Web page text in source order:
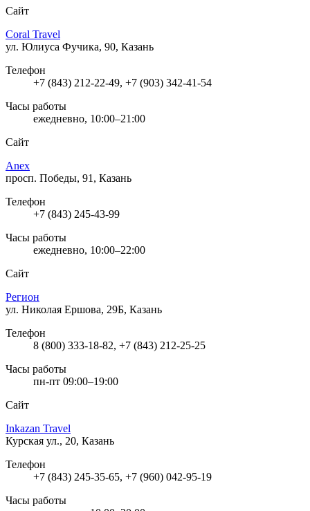
Сайт
Coral Travel
ул. Юлиуса Фучика, 90, Казань
Телефон
+7 (843) 212-22-49, +7 (903) 342-41-54
Часы работы
ежедневно, 10:00–21:00
Сайт
Anex
просп. Победы, 91, Казань
Телефон
+7 (843) 245-43-99
Часы работы
ежедневно, 10:00–22:00
Сайт
Регион
ул. Николая Ершова, 29Б, Казань
Телефон
8 (800) 333-18-82, +7 (843) 212-25-25
Часы работы
пн-пт 09:00–19:00
Сайт
Inkazan Travel
Курская ул., 20, Казань
Телефон
+7 (843) 245-35-65, +7 (960) 042-95-19
Часы работы